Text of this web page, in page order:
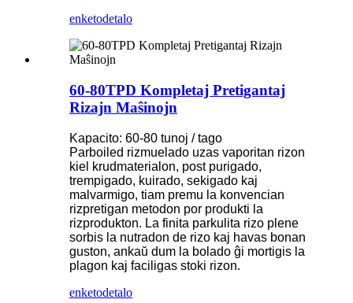
enketodetalo
60-80TPD Kompletaj Pretigantaj
Rizajn Maŝinojn
Kapacito: 60-80 tunoj / tago
Parboiled rizmuelado uzas vaporitan rizon
kiel krudmaterialon, post purigado,
trempigado, kuirado, sekigado kaj
malvarmigo, tiam premu la konvencian
rizpretigan metodon por produkti la
rizprodukton. La finita parkulita rizo plene
sorbis la nutradon de rizo kaj havas bonan
guston, ankaŭ dum la bolado ĝi mortigis la
plagon kaj faciligas stoki rizon.
enketodetalo